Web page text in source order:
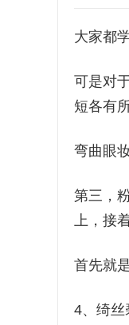
大家都
可是对
短各有
弯曲眼
第三，
上，接
首先就
4、绮丝